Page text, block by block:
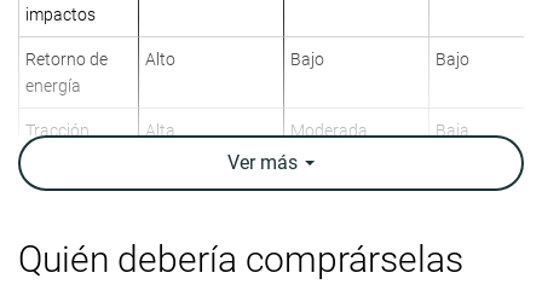
impactos
Retorno de
energía
Alto Bajo Bajo
Tracción Alta Moderada Baja
Arch support Neutral
laboratorio
Peso marca
9.8 oz / 278g 9.7 oz / 275g 10.7 oz / 303g
Ver más
Quién debería comprárselas